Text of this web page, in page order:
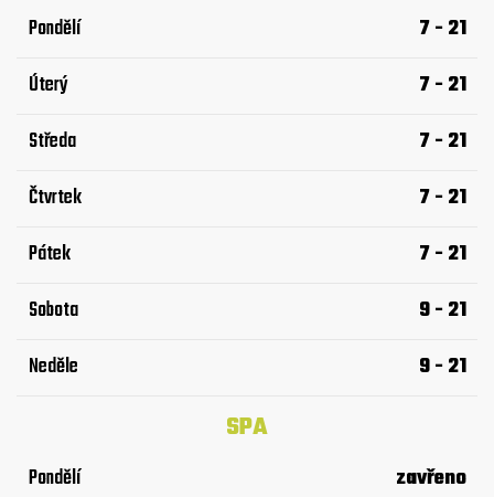
Pondělí
7 - 21
Úterý
7 - 21
Středa
7 - 21
Čtvrtek
7 - 21
Pátek
7 - 21
Sobota
9 - 21
Neděle
9 - 21
SPA
Pondělí
zavřeno